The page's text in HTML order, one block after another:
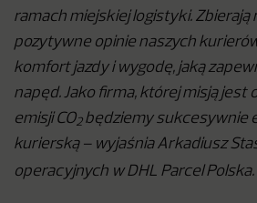
ramach miejskiej logistyki. Zbierają
pozytywne opinie naszych
komfort jazdy i wygodę, jaką
napęd. Jako firma, której misją jest
emisji CO2będziemy sukcesywnie
kurierską – wyjaśnia Arkadiusz
operacyjnych w DHL Parcel Polska.